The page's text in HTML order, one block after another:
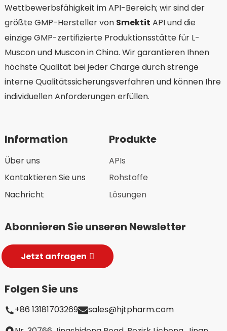
Wettbewerbsfähigkeit im API-Bereich; wir sind der
größte GMP-Hersteller von Smektit API und die
einzige GMP-zertifizierte Produktionsstätte für L-
Muscon und Muscon in China. Wir garantieren Ihnen
höchste Qualität bei jeder Charge durch strenge
interne Qualitätssicherungsverfahren und können Ihre
individuellen Anforderungen erfüllen.
Information
Über uns
Kontaktieren Sie uns
Nachricht
Produkte
APIs
Rohstoffe
Lösungen
Abonnieren Sie unseren Newsletter
Jetzt anfragen
Folgen Sie uns
+86 13181703269
sales@hjtpharm.com